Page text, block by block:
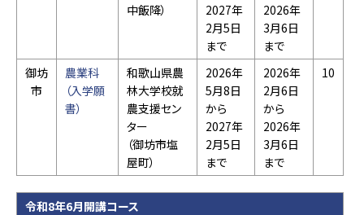
中飯降）
2027年
2月5日
まで
2026年
3月6日
まで
御坊
市
農業科
（入学願
書）
和歌山県農
林大学校就
農支援セン
ター
（御坊市塩
屋町）
2026年
5月8日
から
2027年
2月5日
まで
2026年
2月6日
から
2026年
3月6日
まで
10
令和8年6月開講コース